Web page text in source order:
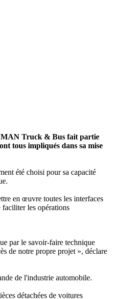
MAN Truck & Bus fait partie
tous impliqués dans sa mise
été choisi pour sa capacité
en œuvre toutes les interfaces
faciliter les opérations
par le savoir-faire technique
de notre propre projet », déclare
de l'industrie automobile.
détachées de voitures